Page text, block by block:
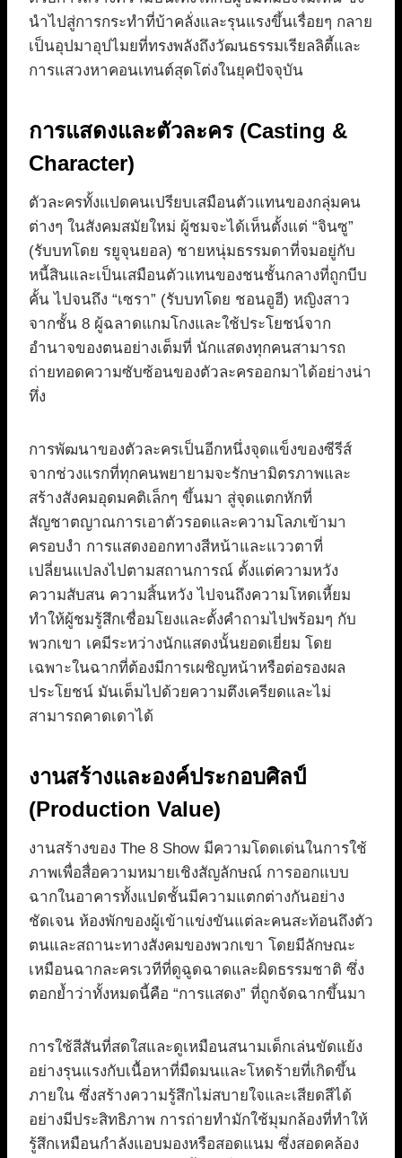
นำไปสู่การกระทำที่บ้าคลั่งและรุนแรงขึ้นเรื่อยๆ กลาย
เป็นอุปมาอุปไมยที่ทรงพลังถึงวัฒนธรรมเรียลลิตี้และ
การแสวงหาคอนเทนต์สุดโต่งในยุคปัจจุบัน
การแสดงและตัวละคร (Casting &
Character)
ตัวละครทั้งแปดคนเปรียบเสมือนตัวแทนของกลุ่มคน
ต่างๆ ในสังคมสมัยใหม่ ผู้ชมจะได้เห็นตั้งแต่ “จินซู”
(รับบทโดย รยูจุนยอล) ชายหนุ่มธรรมดาที่จมอยู่กับ
หนี้สินและเป็นเสมือนตัวแทนของชนชั้นกลางที่ถูกบีบ
คั้น ไปจนถึง “เซรา” (รับบทโดย ชอนอูฮี) หญิงสาว
จากชั้น 8 ผู้ฉลาดแกมโกงและใช้ประโยชน์จาก
อำนาจของตนอย่างเต็มที่ นักแสดงทุกคนสามารถ
ถ่ายทอดความซับซ้อนของตัวละครออกมาได้อย่างน่า
ทึ่ง
การพัฒนาของตัวละครเป็นอีกหนึ่งจุดแข็งของซีรีส์
จากช่วงแรกที่ทุกคนพยายามจะรักษามิตรภาพและ
สร้างสังคมอุดมคติเล็กๆ ขึ้นมา สู่จุดแตกหักที่
สัญชาตญาณการเอาตัวรอดและความโลภเข้ามา
ครอบงำ การแสดงออกทางสีหน้าและแววตาที่
เปลี่ยนแปลงไปตามสถานการณ์ ตั้งแต่ความหวัง
ความสับสน ความสิ้นหวัง ไปจนถึงความโหดเหี้ยม
ทำให้ผู้ชมรู้สึกเชื่อมโยงและตั้งคำถามไปพร้อมๆ กับ
พวกเขา เคมีระหว่างนักแสดงนั้นยอดเยี่ยม โดย
เฉพาะในฉากที่ต้องมีการเผชิญหน้าหรือต่อรองผล
ประโยชน์ มันเต็มไปด้วยความตึงเครียดและไม่
สามารถคาดเดาได้
งานสร้างและองค์ประกอบศิลป์
(Production Value)
งานสร้างของ The 8 Show มีความโดดเด่นในการใช้
ภาพเพื่อสื่อความหมายเชิงสัญลักษณ์ การออกแบบ
ฉากในอาคารทั้งแปดชั้นมีความแตกต่างกันอย่าง
ชัดเจน ห้องพักของผู้เข้าแข่งขันแต่ละคนสะท้อนถึงตัว
ตนและสถานะทางสังคมของพวกเขา โดยมีลักษณะ
เหมือนฉากละครเวทีที่ดูฉูดฉาดและผิดธรรมชาติ ซึ่ง
ตอกย้ำว่าทั้งหมดนี้คือ “การแสดง” ที่ถูกจัดฉากขึ้นมา
การใช้สีสันที่สดใสและดูเหมือนสนามเด็กเล่นขัดแย้ง
อย่างรุนแรงกับเนื้อหาที่มืดมนและโหดร้ายที่เกิดขึ้น
ภายใน ซึ่งสร้างความรู้สึกไม่สบายใจและเสียดสีได้
อย่างมีประสิทธิภาพ การถ่ายทำมักใช้มุมกล้องที่ทำให้
รู้สึกเหมือนกำลังแอบมองหรือสอดแนม ซึ่งสอดคล้อง